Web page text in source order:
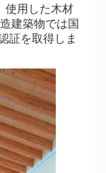
使用した木材
建築物では国
証を取得しま